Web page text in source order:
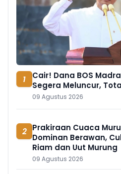
1
Cair! Dana BOS
Segera Meluncur,
09 Agustus 2026
2 Prakiraan Cuaca
Dominan Berawan,
Riam dan Uut Murung
09 Agustus 2026